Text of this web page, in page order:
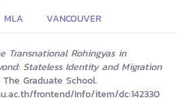
MLA VANCOUVER
Transnational Rohingyas in
Stateless Identity and Migration
Graduate School.
frontend/Info/item/dc:142330